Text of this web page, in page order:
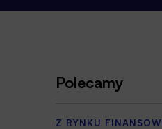
Polecamy
Z RYNKU